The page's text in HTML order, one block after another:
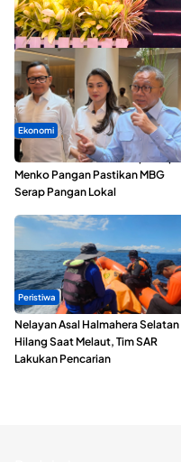
Seminar di Ternate,
Kopdes Merah Putih
Ekonomi
SPPG di Maluku Utara
Menko Pangan Pastikan MBG
Serap Pangan Lokal
Peristiwa
Nelayan Asal Halmahera Selatan
Hilang Saat Melaut, Tim SAR
Lakukan Pencarian